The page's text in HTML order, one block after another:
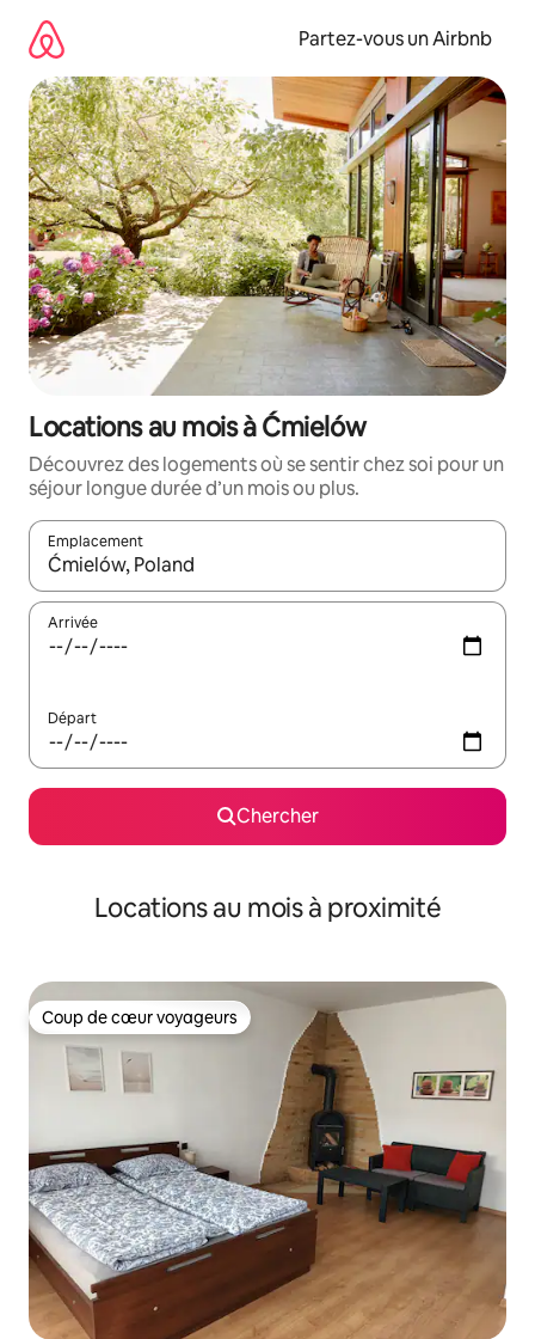
directement
contenu
Partez-vous un Airbnb
Locations au mois à Ćmielów
Découvrez des logements où se sentir chez soi pour un
séjour longue durée d’un mois ou plus.
Emplacement
Quand les résultats sont affichés, parcourez-les en utilisant
Arrivée
Départ
Chercher
Locations au mois à proximité
Coup de cœur voyageurs
Coup de cœur voyageurs